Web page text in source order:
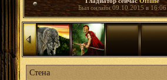
Был онлайн 09.10.2015 в 16:06
Стена